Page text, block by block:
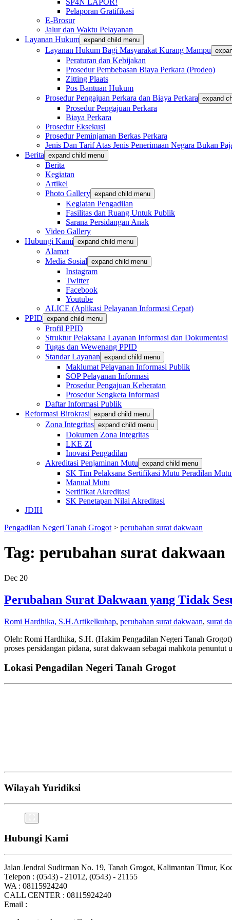
SP4N LAPOR!
Pelaporan Gratifikasi
E-Brosur
Jalur dan Waktu Pelayanan
Layanan Hukum expand child menu
Layanan Hukum Bagi Masyarakat Kurang Mampu
Peraturan dan Kebijakan
Prosedur Pembebasan Biaya Perkara (Prodeo)
Zitting Plaats
Pos Bantuan Hukum
Prosedur Pengajuan Perkara dan Biaya Perkara expand
Prosedur Pengajuan Perkara
Biaya Perkara
Prosedur Eksekusi
Prosedur Peminjaman Berkas Perkara
Jenis Dan Tarif Atas Jenis Penerimaan Negara Bukan
Berita expand child menu
Berita
Kegiatan
Artikel
Photo Gallery expand child menu
Kegiatan Pengadilan
Fasilitas dan Ruang Untuk Publik
Sarana Persidangan Anak
Video Gallery
Hubungi Kami expand child menu
Alamat
Media Sosial expand child menu
Instagram
Twitter
Facebook
Youtube
ALICE (Aplikasi Pelayanan Informasi Cepat)
PPID expand child menu
Profil PPID
Struktur Pelaksana Layanan Informasi dan Dokumentasi
Tugas dan Wewenang PPID
Standar Layanan expand child menu
Maklumat Pelayanan Informasi Publik
SOP Pelayanan Informasi
Prosedur Pengajuan Keberatan
Prosedur Sengketa Informasi
Daftar Informasi Publik
Reformasi Birokrasi expand child menu
Zona Integritas expand child menu
Dokumen Zona Integritas
LKE ZI
Inovasi Pengadilan
Akreditasi Penjaminan Mutu expand child menu
SK Tim Pelaksana Sertifikasi Mutu Peradilan
Manual Mutu
Sertifikat Akreditasi
SK Penetapan Nilai Akreditasi
JDIH
Pengadilan Negeri Tanah Grogot > perubahan surat dakwaan
Tag: perubahan surat dakwaan
Dec 20
Perubahan Surat Dakwaan yang Tidak
Romi Hardhika, S.H.Artikelkuhap, perubahan surat dakwaan, surat
Oleh: Romi Hardhika, S.H. (Hakim Pengadilan Negeri Tanah
proses persidangan pidana, surat dakwaan sebagai mahkota
Lokasi Pengadilan Negeri Tanah Grogot
Wilayah Yuridiksi
Hubungi Kami
Jalan Jendral Sudirman No. 19, Tanah Grogot, Kalimantan Timur,
Telepon : (0543) - 21012, (0543) - 21155
WA : 08115924240
CALL CENTER : 08115924240
Email :